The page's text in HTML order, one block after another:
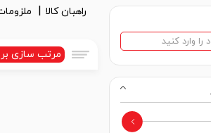
راهبان کالا
مرتب سازی